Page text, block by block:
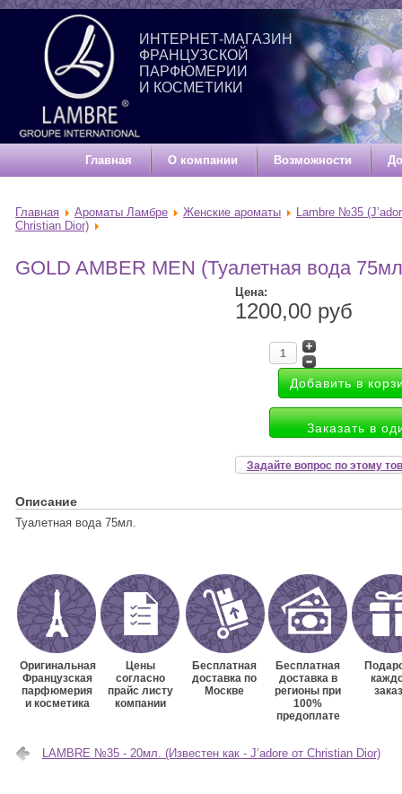
ИНТЕРНЕТ-МАГАЗИН
ФРАНЦУЗСКОЙ
ПАРФЮМЕРИИ
И КОСМЕТИКИ
Главная О компании Возможности
Главная Ароматы Ламбре Женские ароматы
Lambre №35
Christian Dior)
GOLD AMBER MEN (Туалетная вода
Цена:
1200,00 руб
Заказать в
Задайте вопрос по этому
Описание
Туалетная вода 75мл.
Оригинальная
Французская
парфюмерия
и косметика
Цены
согласно
прайс листу
компании
Бесплатная
доставка по
Москве
Бесплатная
доставка в
регионы при
100%
предоплате
LAMBRE №35 - 20мл. (Известен как - J’adore от Christian Dior)